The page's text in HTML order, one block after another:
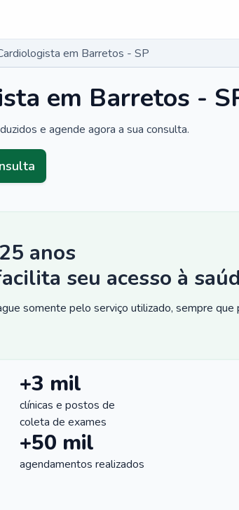
em Barretos - SP
em Barretos -
e agende agora a sua consulta.
anos
seu acesso à
somente pelo serviço utilizado, sempre que
+3 mil
clínicas e postos de
coleta de exames
+50 mil
agendamentos realizados